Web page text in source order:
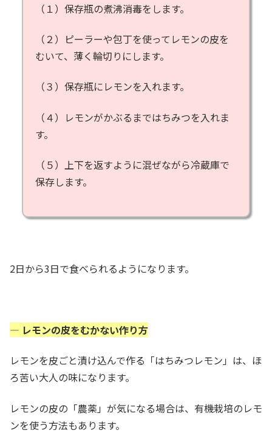
（１）保存瓶の煮沸消毒をします。
（２）ピーラーや包丁を使ってレモンの皮を
むいて、薄く輪切りにします。
（３）保存瓶にレモンを入れます。
（４）レモンがかぶるまではちみつを入れま
す。
（５）上下を返すように混ぜながら冷蔵庫で
保存します。
2日から3日で食べられるようになります。
— レモンの皮をむかない作り方
レモンを皮ごと漬け込んで作る「はちみつレモン」は、ほ
ろ苦い大人の味になります。
レモンの皮の「農薬」が気になる場合は、有機栽培のレモ
ンを使う方法もあります。